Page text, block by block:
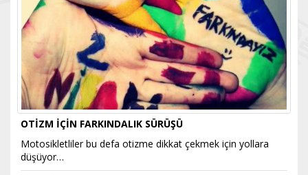
OTİZM İÇİN FARKINDALIK SÜRÜŞÜ
Motosikletliler bu defa otizme dikkat çekmek için yollara
düşüyor…